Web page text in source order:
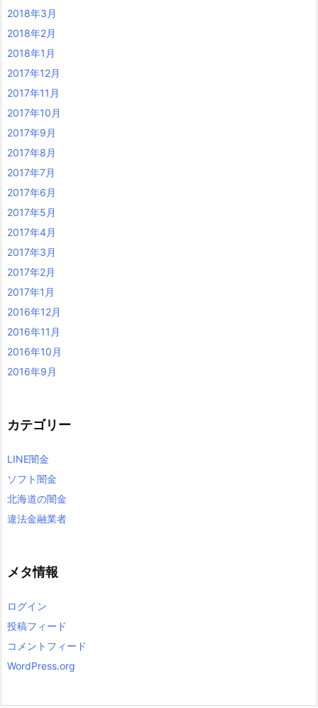
2018年3月
2018年2月
2018年1月
2017年12月
2017年11月
2017年10月
2017年9月
2017年8月
2017年7月
2017年6月
2017年5月
2017年4月
2017年3月
2017年2月
2017年1月
2016年12月
2016年11月
2016年10月
2016年9月
カテゴリー
LINE闇金
ソフト闇金
北海道の闇金
違法金融業者
メタ情報
ログイン
投稿フィード
コメントフィード
WordPress.org